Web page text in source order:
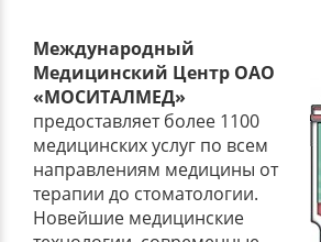
Международный
Медицинский Центр ОАО
«МОСИТАЛМЕД»
предоставляет более 1100
медицинских услуг по всем
направлениям медицины от
терапии до стоматологии.
Новейшие медицинские